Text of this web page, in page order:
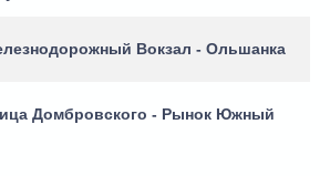
Вокзал - Ольшанка
Домбровского - Рынок Южный